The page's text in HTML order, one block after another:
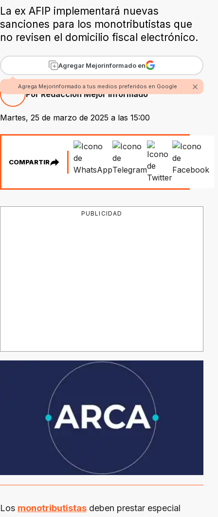
La ex AFIP implementará nuevas
sanciones para los monotributistas que
no revisen el domicilio fiscal electrónico.
Agregar Mejorinformado en
Agrega Mejorinformado a tus medios preferidos en Google
Por Redacción Mejor Informado
Martes, 25 de marzo de 2025 a las 15:00
COMPARTIR
PUBLICIDAD
Los monotributistas deben prestar especial